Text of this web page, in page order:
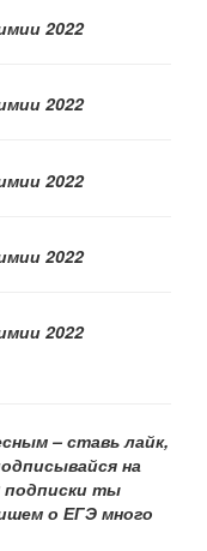
– ставь лайк,
на
подписки ты
о ЕГЭ много